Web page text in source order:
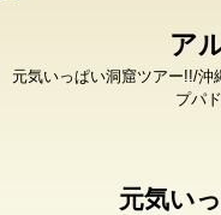
ア
元気いっぱい洞窟ツアー!!/沖
プパ
元気い